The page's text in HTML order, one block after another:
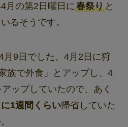
月の第2日曜日に春祭りと
るそうです。
月9日でした。4月2日に狩
族で外食」とアップし、4
ップしていたので、あく
1週間くらい帰省していた